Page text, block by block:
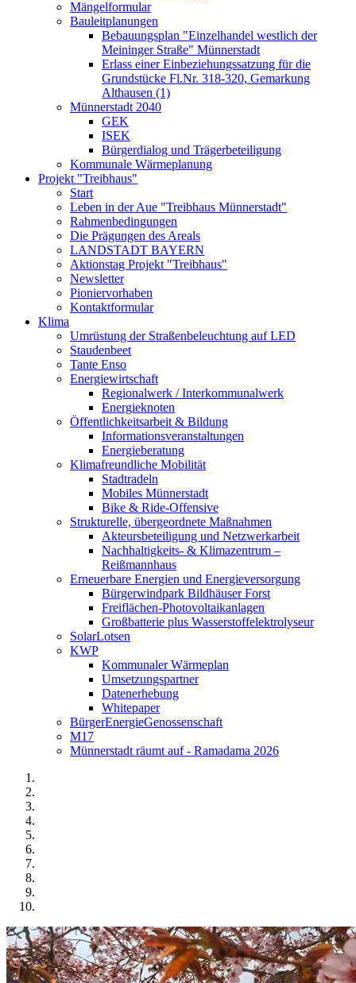
Mängelformular
Bauleitplanungen
Bebauungsplan "Einzelhandel westlich der
Meininger Straße" Münnerstadt
Erlass einer Einbeziehungssatzung für die
Grundstücke Fl.Nr. 318-320, Gemarkung
Althausen (1)
Münnerstadt 2040
GEK
ISEK
Bürgerdialog und Trägerbeteiligung
Kommunale Wärmeplanung
Projekt "Treibhaus"
Start
Leben in der Aue "Treibhaus Münnerstadt"
Rahmenbedingungen
Die Prägungen des Areals
LANDSTADT BAYERN
Aktionstag Projekt "Treibhaus"
Newsletter
Pioniervorhaben
Kontaktformular
Klima
Umrüstung der Straßenbeleuchtung auf LED
Staudenbeet
Tante Enso
Energiewirtschaft
Regionalwerk / Interkommunalwerk
Energieknoten
Öffentlichkeitsarbeit & Bildung
Informationsveranstaltungen
Energieberatung
Klimafreundliche Mobilität
Stadtradeln
Mobiles Münnerstadt
Bike & Ride-Offensive
Strukturelle, übergeordnete Maßnahmen
Akteursbeteiligung und Netzwerkarbeit
Nachhaltigkeits- & Klimazentrum –
Reißmannhaus
Erneuerbare Energien und Energieversorgung
Bürgerwindpark Bildhäuser Forst
Freiflächen-Photovoltaikanlagen
Großbatterie plus Wasserstoffelektrolyseur
SolarLotsen
KWP
Kommunaler Wärmeplan
Umsetzungspartner
Datenerhebung
Whitepaper
BürgerEnergieGenossenschaft
M17
Münnerstadt räumt auf - Ramadama 2026